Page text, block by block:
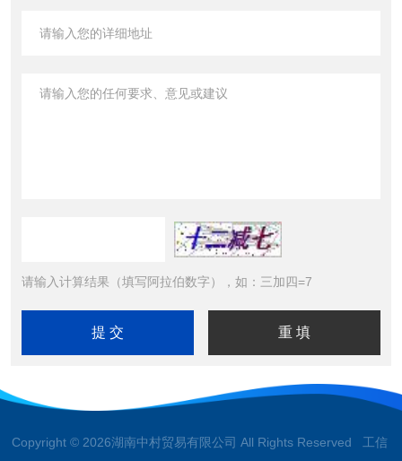
请输入计算结果（填写阿拉伯数字），如：三加四=7
Copyright © 2026湖南中村贸易有限公司 All Rights Reserved 工信